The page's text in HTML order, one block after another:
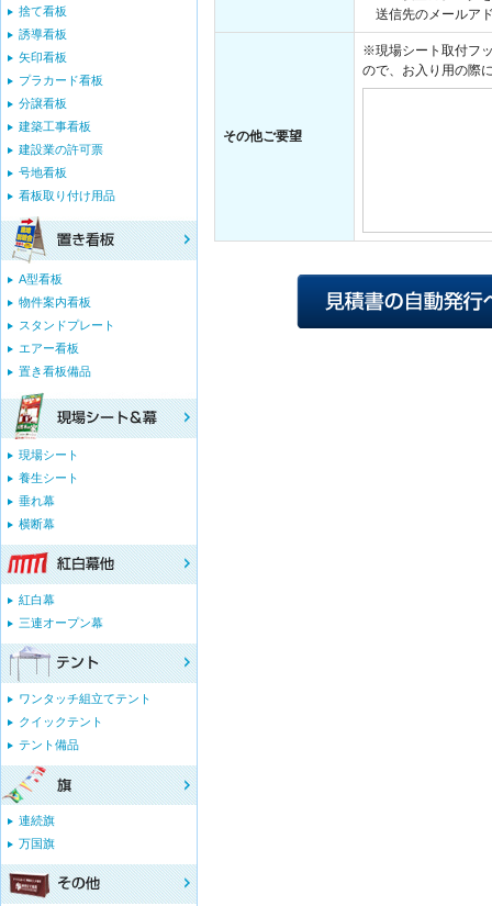
送信先のメールア
その他ご要望
※現場シート取付フ
ので、お入り用の際
捨て看板
誘導看板
矢印看板
プラカード看板
分譲看板
建築工事看板
建設業の許可票
号地看板
看板取り付け用品
A型看板
物件案内看板
スタンドプレート
エアー看板
置き看板備品
現場シート
養生シート
垂れ幕
横断幕
紅白幕
三連オープン幕
ワンタッチ組立てテント
クイックテント
テント備品
連続旗
万国旗